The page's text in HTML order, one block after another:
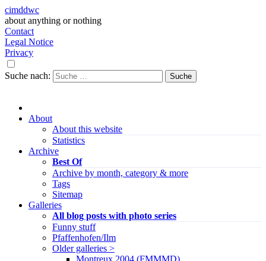
cimddwc
about anything or nothing
Contact
Legal Notice
Privacy
Suche nach:
About
About this website
Statistics
Archive
Best Of
Archive by month, category & more
Tags
Sitemap
Galleries
All blog posts with photo series
Funny stuff
Pfaffenhofen/Ilm
Older galleries >
Montreux 2004 (FMMMD)